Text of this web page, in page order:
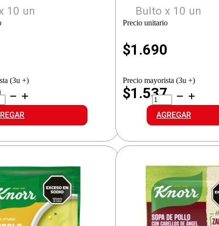
10 un
(3u +)
Bulto x 10 un
Precio unitario
$1.690
Precio mayorista (3u +)
$1.537ALICANTE
SOPA
FIDEO-
VERDURA
AGREGAR